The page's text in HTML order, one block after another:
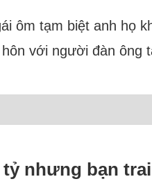
ôm tạm biệt anh họ
hôn với người đàn
tỷ nhưng bạn